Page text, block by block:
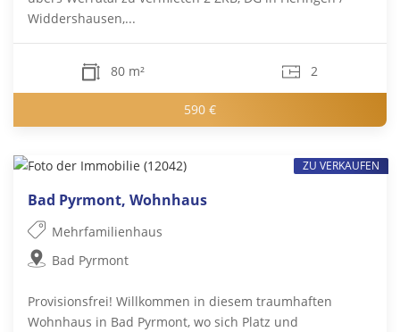
Widdershausen,...
80 m² 2
590 €
Bad Pyrmont, Wohnhaus
Mehrfamilienhaus
Bad Pyrmont
Provisionsfrei! Willkommen in diesem traumhaften
Wohnhaus in Bad Pyrmont, wo sich Platz und
ZU VERKAUFEN